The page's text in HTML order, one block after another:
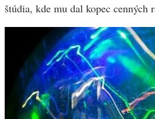
štúdia, kde mu dal kopec cenných